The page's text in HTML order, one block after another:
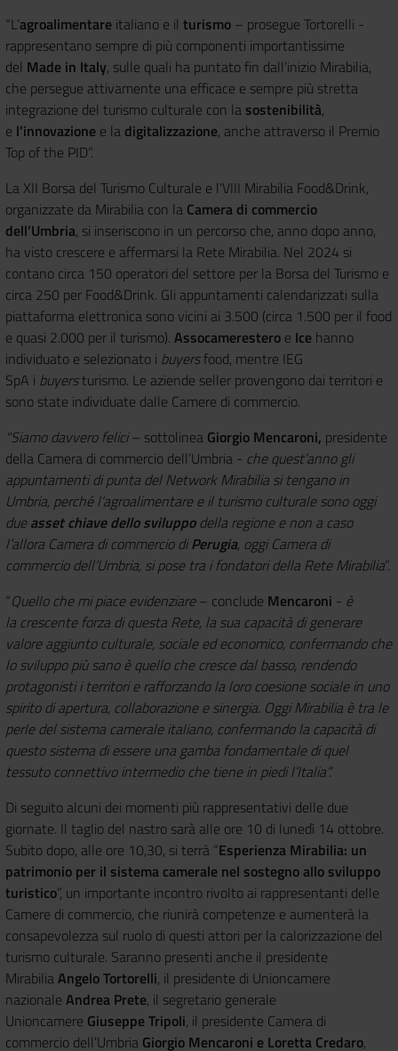
“L’agroalimentare italiano e il turismo – prosegue Tortorelli -
rappresentano sempre di più componenti importantissime
del Made in Italy, sulle quali ha puntato fin dall’inizio Mirabilia,
che persegue attivamente una efficace e sempre più stretta
integrazione del turismo culturale con la sostenibilità,
e l’innovazione e la digitalizzazione, anche attraverso il Premio
Top of the PID”.
La XII Borsa del Turismo Culturale e l’VIII Mirabilia Food&Drink,
organizzate da Mirabilia con la Camera di commercio
dell’Umbria, si inseriscono in un percorso che, anno dopo anno,
ha visto crescere e affermarsi la Rete Mirabilia. Nel 2024 si
contano circa 150 operatori del settore per la Borsa del Turismo e
circa 250 per Food&Drink. Gli appuntamenti calendarizzati sulla
piattaforma elettronica sono vicini ai 3.500 (circa 1.500 per il food
e quasi 2.000 per il turismo). Assocamerestero e Ice hanno
individuato e selezionato i buyersfood, mentre IEG
SpA i buyersturismo. Le aziende seller provengono dai territori e
sono state individuate dalle Camere di commercio.
"Siamo davvero felici– sottolinea Giorgio Mencaroni, presidente
della Camera di commercio dell’Umbria - che quest’anno gli
appuntamenti di punta del Network Mirabilia si tengano in
Umbria, perché l’agroalimentare e il turismo culturale sono oggi
dueasset chiave dello sviluppodella regione e non a caso
l’allora Camera di commercio diPerugia, oggi Camera di
commercio dell’Umbria, si pose tra i fondatori della Rete Mirabilia”.
“Quello che mi piace evidenziare– conclude Mencaroni - è
la crescente forza di questa Rete, la sua capacità di generare
valore aggiunto culturale, sociale ed economico, confermando che
lo sviluppo più sano è quello che cresce dal basso, rendendo
protagonisti i territori e rafforzando la loro coesione sociale in uno
spirito di apertura, collaborazione e sinergia. Oggi Mirabilia è tra le
perle del sistema camerale italiano, confermando la capacità di
questo sistema di essere una gamba fondamentale di quel
tessuto connettivo intermedio che tiene in piedi l’Italia”.
Di seguito alcuni dei momenti più rappresentativi delle due
giornate. Il taglio del nastro sarà alle ore 10 di lunedì 14 ottobre.
Subito dopo, alle ore 10,30, si terrà “Esperienza Mirabilia: un
patrimonio per il sistema camerale nel sostegno allo sviluppo
turistico”, un importante incontro rivolto ai rappresentanti delle
Camere di commercio, che riunirà competenze e aumenterà la
consapevolezza sul ruolo di questi attori per la calorizzazione del
turismo culturale. Saranno presenti anche il presidente
MirabiliaAngelo Tortorelli, il presidente di Unioncamere
nazionale Andrea Prete, il segretario generale
Unioncamere Giuseppe Tripoli, il presidente Camera di
commercio dell’Umbria Giorgio Mencaroni e Loretta Credaro,